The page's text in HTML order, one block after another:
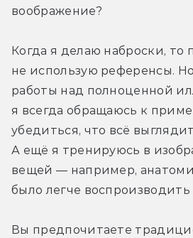
воображение?
Когда я делаю наброски, то
не использую референсы. Но
работы над полноценной
я всегда обращаюсь к
убедиться, что всё
А ещё я тренируюсь в
вещей — например,
было легче воспроизводить
Вы предпочитаете